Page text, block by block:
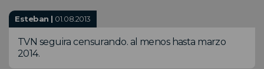
Esteban | 01.08.2013
TVN seguira censurando. al menos hasta marzo
2014.